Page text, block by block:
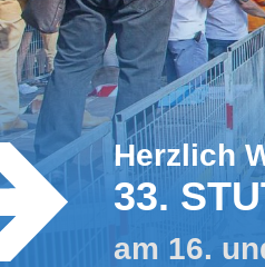
Herzlich
33.
am 16.